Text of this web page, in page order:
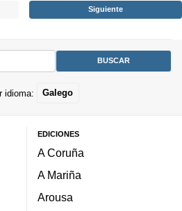
Siguiente
idioma: Galego
EDICIONES
A Coruña
A Mariña
Arousa